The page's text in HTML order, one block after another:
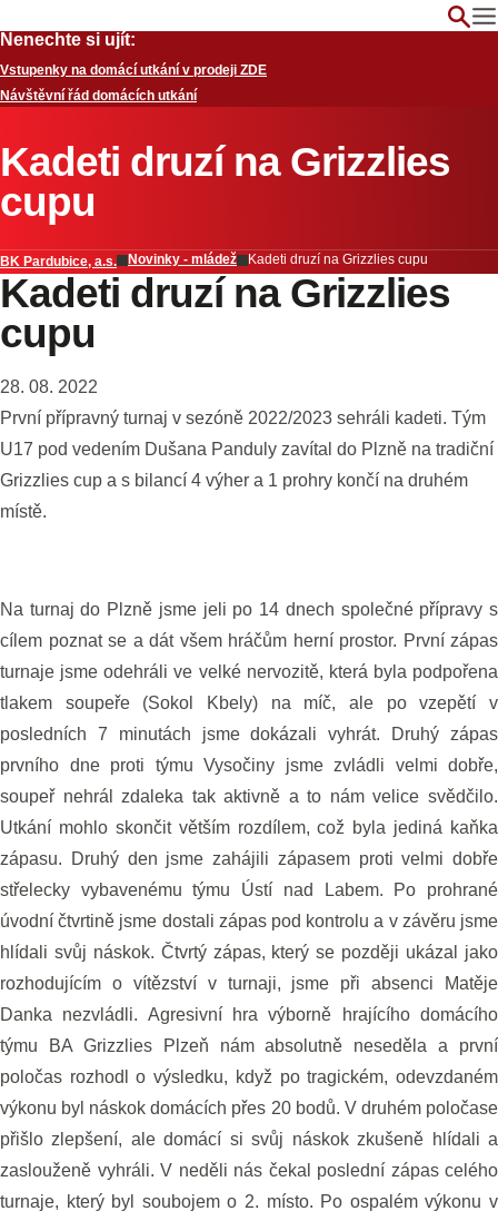
Nenechte si ujít:
Vstupenky na domácí utkání v prodeji ZDE
Návštěvní řád domácích utkání
Kadeti druzí na Grizzlies
cupu
BK Pardubice, a.s. Novinky - mládež Kadeti druzí na Grizzlies cupu
Kadeti druzí na Grizzlies
cupu
28. 08. 2022
První přípravný turnaj v sezóně 2022/2023 sehráli kadeti. Tým
U17 pod vedením Dušana Panduly zavítal do Plzně na tradiční
Grizzlies cup a s bilancí 4 výher a 1 prohry končí na druhém
místě.
Na turnaj do Plzně jsme jeli po 14 dnech společné přípravy s
cílem poznat se a dát všem hráčům herní prostor. První zápas
turnaje jsme odehráli ve velké nervozitě, která byla podpořena
tlakem soupeře (Sokol Kbely) na míč, ale po vzepětí v
posledních 7 minutách jsme dokázali vyhrát. Druhý zápas
prvního dne proti týmu Vysočiny jsme zvládli velmi dobře,
soupeř nehrál zdaleka tak aktivně a to nám velice svědčilo.
Utkání mohlo skončit větším rozdílem, což byla jediná kaňka
zápasu. Druhý den jsme zahájili zápasem proti velmi dobře
střelecky vybavenému týmu Ústí nad Labem. Po prohrané
úvodní čtvrtině jsme dostali zápas pod kontrolu a v závěru jsme
hlídali svůj náskok. Čtvrtý zápas, který se později ukázal jako
rozhodujícím o vítězství v turnaji, jsme při absenci Matěje
Danka nezvládli. Agresivní hra výborně hrajícího domácího
týmu BA Grizzlies Plzeň nám absolutně neseděla a první
poločas rozhodl o výsledku, když po tragickém, odevzdaném
výkonu byl náskok domácích přes 20 bodů. V druhém poločase
přišlo zlepšení, ale domácí si svůj náskok zkušeně hlídali a
zaslouženě vyhráli. V neděli nás čekal poslední zápas celého
turnaje, který byl soubojem o 2. místo. Po ospalém výkonu v